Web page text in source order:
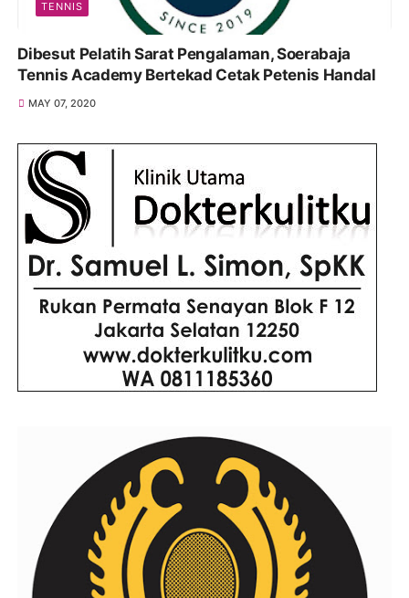
TENNIS
Dibesut Pelatih Sarat Pengalaman, Soerabaja
Tennis Academy Bertekad Cetak Petenis Handal
MAY 07, 2020